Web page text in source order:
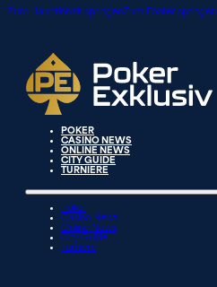
Zum Hauptinhalt springenZum Footer springen
POKER
CASINO NEWS
ONLINE NEWS
CITY GUIDE
TURNIERE
Poker
Casino News
Online News
City Guide
Turniere